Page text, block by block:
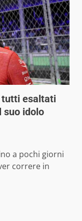
tutti esaltati
suo idolo
a pochi giorni
correre in